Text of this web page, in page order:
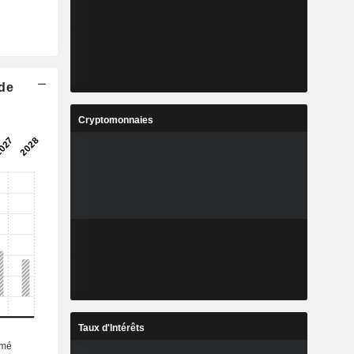
Cryptomonnaies
Taux d'Intérêts